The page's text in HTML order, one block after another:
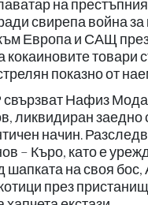
на престъпния
свирепа война
Европа и САЩ през
кокаиновите
показно от
Нафиз
ликвидиран заедно
начин.
– Къро, като е
шапката на своя
през